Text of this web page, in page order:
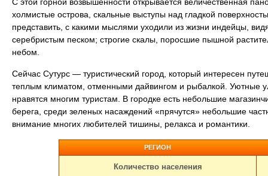
холмистые острова, скальные выступы над гладкой
представить, с какими мыслями уходили из жизни индейцы,
серебристым песком; строгие скалы, поросшие пышной
небом.
Сейчас Сутурс — туристический город, который интересен
теплым климатом, отменными дайвингом и рыбалкой. Уютные
нравятся многим туристам. В городке есть небольшие
берега, среди зеленых насаждений «прячутся» небольшие
внимание многих любителей тишины, релакса и романтики.
РЕГИОН
Количество населения